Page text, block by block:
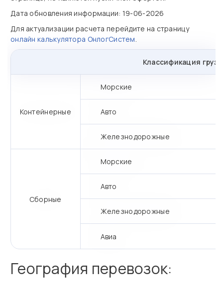
Дата обновления информации: 19-06-2026
Для актуализации расчета перейдите на страницу
онлайн калькулятора ОнлогСистем.
Классификация
Контейнерные
Морские
Авто
Железнодорожные
Сборные
Морские
Авто
Железнодорожные
Авиа
География перевозок: